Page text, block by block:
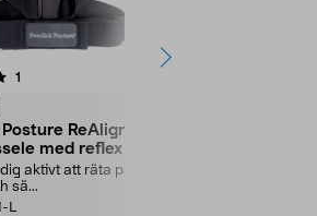
1
ReAlign
med reflex
aktivt att räta på
sä...
L
5.0av 5 stjärnor